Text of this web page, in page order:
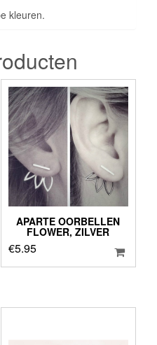
kleuren.
APARTE OORBELLEN
FLOWER, ZILVER
€5.95